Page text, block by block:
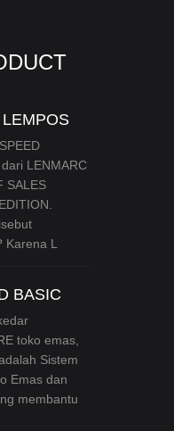
LENMARC
SALES
Karena L
BASIC
toko emas,
Sistem
Emas dan
membantu